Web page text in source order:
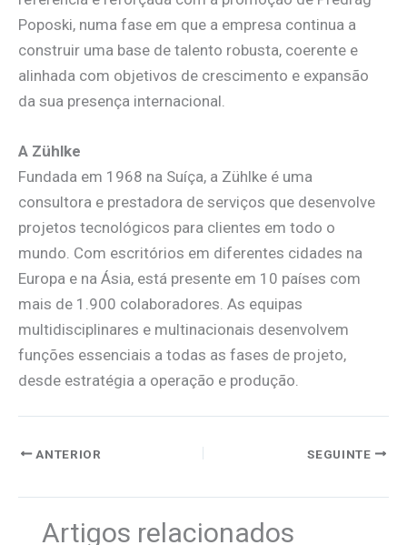
Poposki, numa fase em que a empresa continua a
construir uma base de talento robusta, coerente e
alinhada com objetivos de crescimento e expansão
da sua presença internacional.
A Zühlke
Fundada em 1968 na Suíça, a Zühlke é uma
consultora e prestadora de serviços que desenvolve
projetos tecnológicos para clientes em todo o
mundo. Com escritórios em diferentes cidades na
Europa e na Ásia, está presente em 10 países com
mais de 1.900 colaboradores. As equipas
multidisciplinares e multinacionais desenvolvem
funções essenciais a todas as fases de projeto,
desde estratégia a operação e produção.
ANTERIOR SEGUINTE
Artigos relacionados